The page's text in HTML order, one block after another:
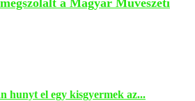
hunyt el egy kisgyermek az...